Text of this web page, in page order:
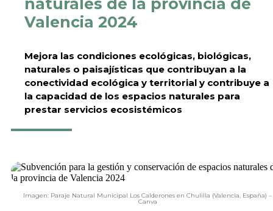
naturales de la provincia de
Valencia 2024
Mejora las condiciones ecológicas, biológicas,
naturales o paisajísticas que contribuyan a la
conectividad ecológica y territorial y contribuye a
la capacidad de los espacios naturales para
prestar servicios ecosistémicos
Imagen: Paraje Natural Municipal Los Calderones en Chulilla (Valencia, España) –
Canva